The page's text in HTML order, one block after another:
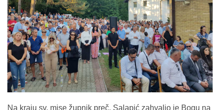
Na kraju sv. mise župnik preč. Salapić zahvalio je Bogu na